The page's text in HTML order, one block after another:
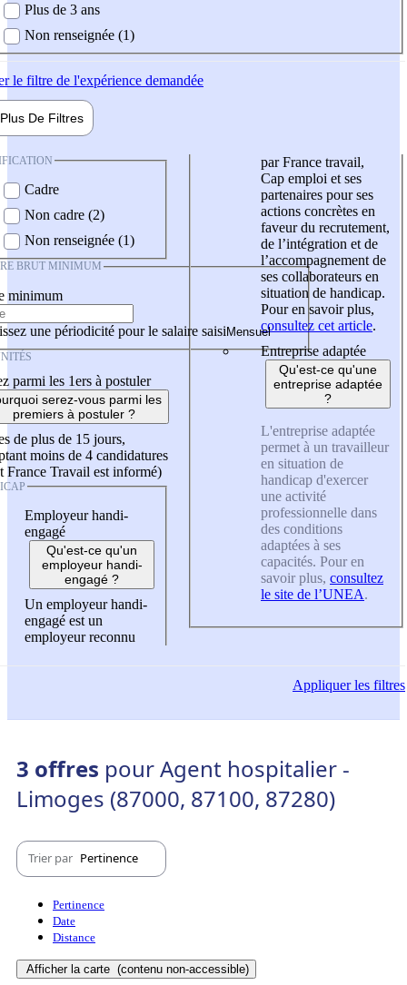
Plus de 3 ans
Non renseignée (1)
le filtre de l'expérience demandée
Plus De Filtres
Cadre
Non cadre (2)
Non renseignée (1)
BRUT MINIMUM
minimum
une périodicité pour le salaire saisi
parmi les 1ers à postuler
serez-vous parmi les
premiers à postuler ?
de plus de 15 jours,
moins de 4 candidatures
France Travail est informé)
Employeur handi-
engagé
Qu'est-ce qu'un
employeur handi-
engagé ?
Un employeur handi-
engagé est un
employeur reconnu
par France travail,
Cap emploi et ses
partenaires pour ses
actions concrètes en
faveur du recrutement,
de l’intégration et de
l’accompagnement de
ses collaborateurs en
situation de handicap.
Pour en savoir plus,
consultez cet article.
Entreprise adaptée
Qu'est-ce qu'une
entreprise adaptée
?
L'entreprise adaptée
permet à un travailleur
en situation de
handicap d'exercer
une activité
professionnelle dans
des conditions
adaptées à ses
capacités. Pour en
savoir plus, consultez
le site de l’UNEA.
Appliquerles filtres
3 offres pour Agent hospitalier -
Limoges (87000, 87100, 87280)
Trier par Pertinence
Pertinence
Date
Distance
Afficher la carte (contenu non-accessible)